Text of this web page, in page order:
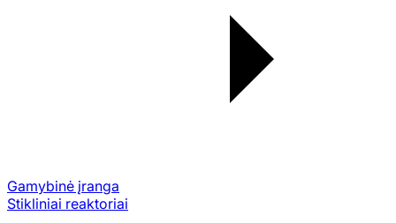
Gamybinė įranga
Stikliniai reaktoriai